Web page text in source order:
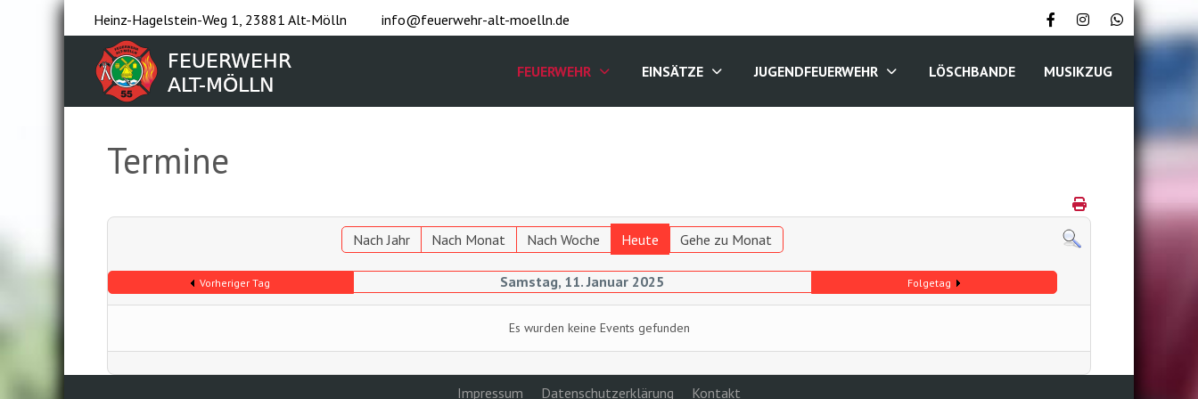
Heinz-Hagelstein-Weg 1, 23881 Alt-Mölln info@feuerwehr-alt-moelln.de
FEUERWEHR EINSÄTZE JUGENDFEUERWEHR LÖSCHBANDE MUSIKZUG
Termine
Nach Jahr Nach Monat Nach Woche Heute Gehe zu Monat
Vorheriger Tag Samstag, 11. Januar 2025 Folgetag
Es wurden keine Events gefunden
Impressum Datenschutzerklärung Kontakt